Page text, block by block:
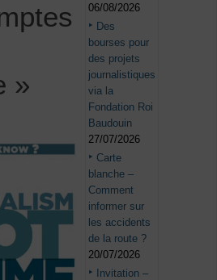
»
06/08/2026
Des
bourses pour
des projets
journalistiques
via la
Fondation Roi
Baudouin
27/07/2026
Carte
blanche –
Comment
informer sur
les accidents
de la route ?
20/07/2026
Invitation –